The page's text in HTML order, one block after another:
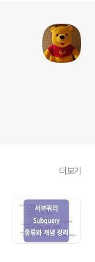
더보기